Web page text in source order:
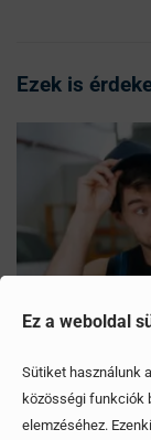
Ez a weboldal
Sütiket használunk
közösségi funkciók
elemzéséhez.
Ezek is